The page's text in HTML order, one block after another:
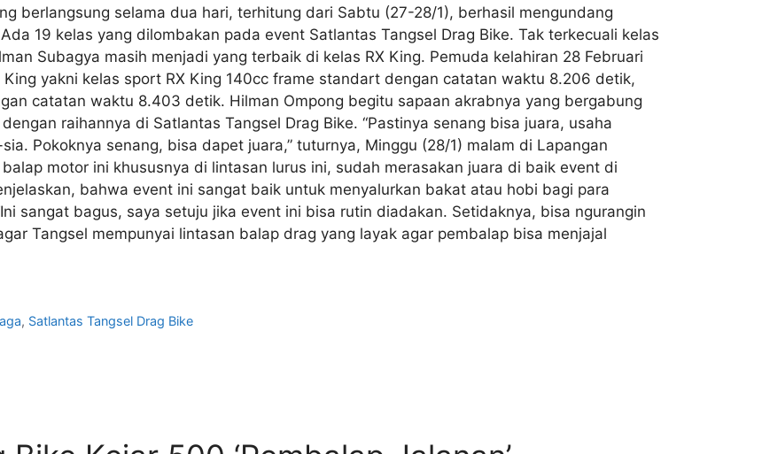
berlangsung selama dua hari, terhitung dari Sabtu (27-28/1), berhasil mengundang
19 kelas yang dilombakan pada event Satlantas Tangsel Drag Bike. Tak terkecuali kelas
Subagya masih menjadi yang terbaik di kelas RX King. Pemuda kelahiran 28 Februari
yakni kelas sport RX King 140cc frame standart dengan catatan waktu 8.206 detik,
catatan waktu 8.403 detik. Hilman Ompong begitu sapaan akrabnya yang bergabung
raihannya di Satlantas Tangsel Drag Bike. “Pastinya senang bisa juara, usaha
Pokoknya senang, bisa dapet juara,” tuturnya, Minggu (28/1) malam di Lapangan
motor ini khususnya di lintasan lurus ini, sudah merasakan juara di baik event di
bahwa event ini sangat baik untuk menyalurkan bakat atau hobi bagi para
sangat bagus, saya setuju jika event ini bisa rutin diadakan. Setidaknya, bisa ngurangin
Tangsel mempunyai lintasan balap drag yang layak agar pembalap bisa menjajal
, Satlantas Tangsel Drag Bike